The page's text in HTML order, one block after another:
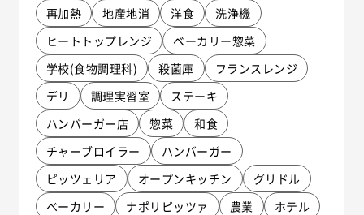
再加熱
地産地消 洋食
洗浄機
ヒートトップレンジ
ベーカリー惣菜
学校(食物調理科)
殺菌庫
フランスレンジ
デリ
調理実習室
ステーキ
ハンバーガー店
惣菜
和食
チャーブロイラー
ハンバーガー
ピッツェリア
オープンキッチン
グリドル
ベーカリー
ナポリピッツァ 農業
ホテル